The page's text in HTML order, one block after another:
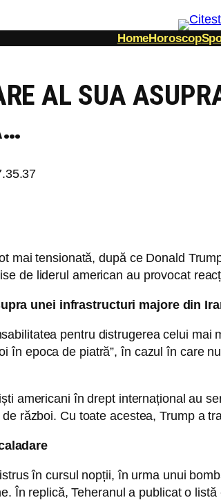
HomeHoroscop
AL SUA
mai tensionată, după ce Donald
de liderul american au provocat
unei infrastructuri majore din
pentru distrugerea celui
în epoca de piatră”, în cazul în care
americani în drept internațional au
război. Cu toate acestea, Trump a
în cursul nopții, în urma unui
În replică, Teheranul a publicat o